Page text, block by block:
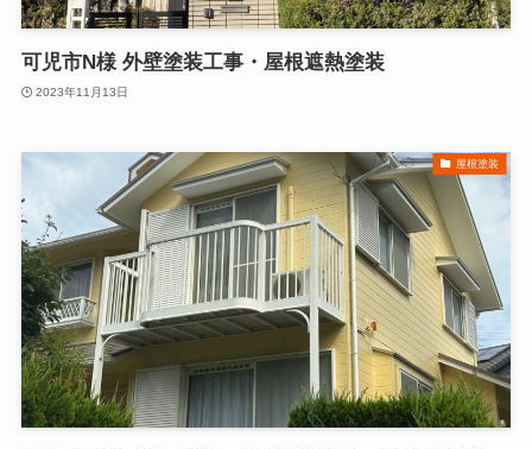
可児市N様 外壁塗装工事・屋根遮熱塗装
2023年11月13日
屋根塗装